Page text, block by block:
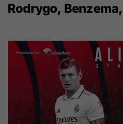
Rodrygo,